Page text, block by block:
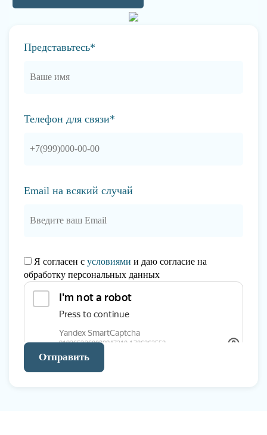
Представьтесь*
Телефон для связи*
Email на всякий случай
Я согласен с условиями и даю согласие на
обработку персональных данных
Отправить